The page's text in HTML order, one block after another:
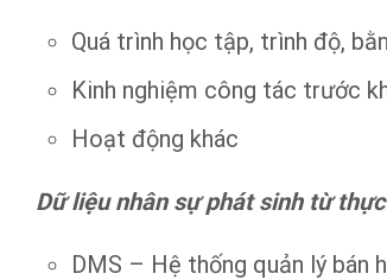
Quá trình học tập, trình độ,
Kinh nghiệm công tác trước
Hoạt động khác
Dữ liệu nhân sự phát sinh từ
DMS – Hệ thống quản lý bán